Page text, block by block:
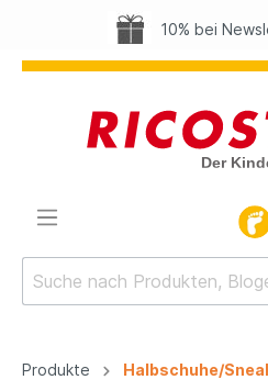
10% bei
Produkte Halbschuhe/